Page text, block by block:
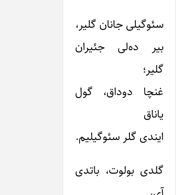
سئوگیلى جانان گلیر،
بیر ده‌لى جئیران
گلیر؛
غنچا دوداق، گول
یاناق
ایندى گلر سئوگیلیم.
گلدى بولوت، باتدى